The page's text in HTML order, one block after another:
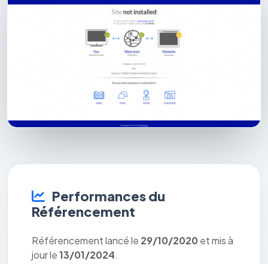
Performances du
Référencement
Référencement lancé le 29/10/2020 et mis à
jour le13/01/2024.